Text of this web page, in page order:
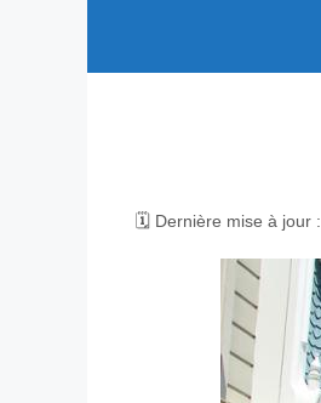
🗓️ Dernière mise à jour :